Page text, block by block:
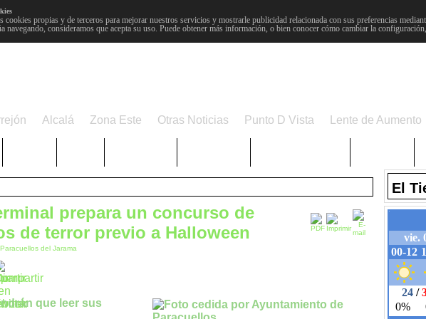
cookies propias y de terceros para mejorar nuestros servicios y mostrarle publicidad relacionada con sus preferencias
navegando, consideramos que acepta su uso. Puede obtener más información, o bien conocer cómo cambiar la
Alcalá Zona Este Otras Noticias Punto D Vista Lente de Aumento
prepara un concurso de
de terror previo a Halloween
Paracuellos del Jarama
que leer sus
El